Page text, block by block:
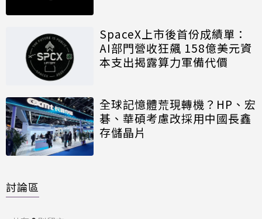
SpaceX上市後首份成績單：
AI部門營收狂飆 158億美元資
本支出揭露算力軍備代價
全球記憶體荒現轉機？HP、宏
碁、華碩考慮改採用中國長鑫
存儲晶片
討論區